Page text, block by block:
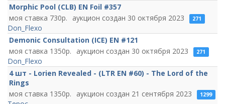
Morphic Pool (CLB) EN Foil #357
730
30 октября 2023 271
Don_Flexo
Demonic Consultation (ICE) EN #121
1350
30 октября 2023 271
Don_Flexo
4 шт - Lorien Revealed - (LTR EN #60) - The Lord of the
Rings
1350
21 сентября 2023 1299